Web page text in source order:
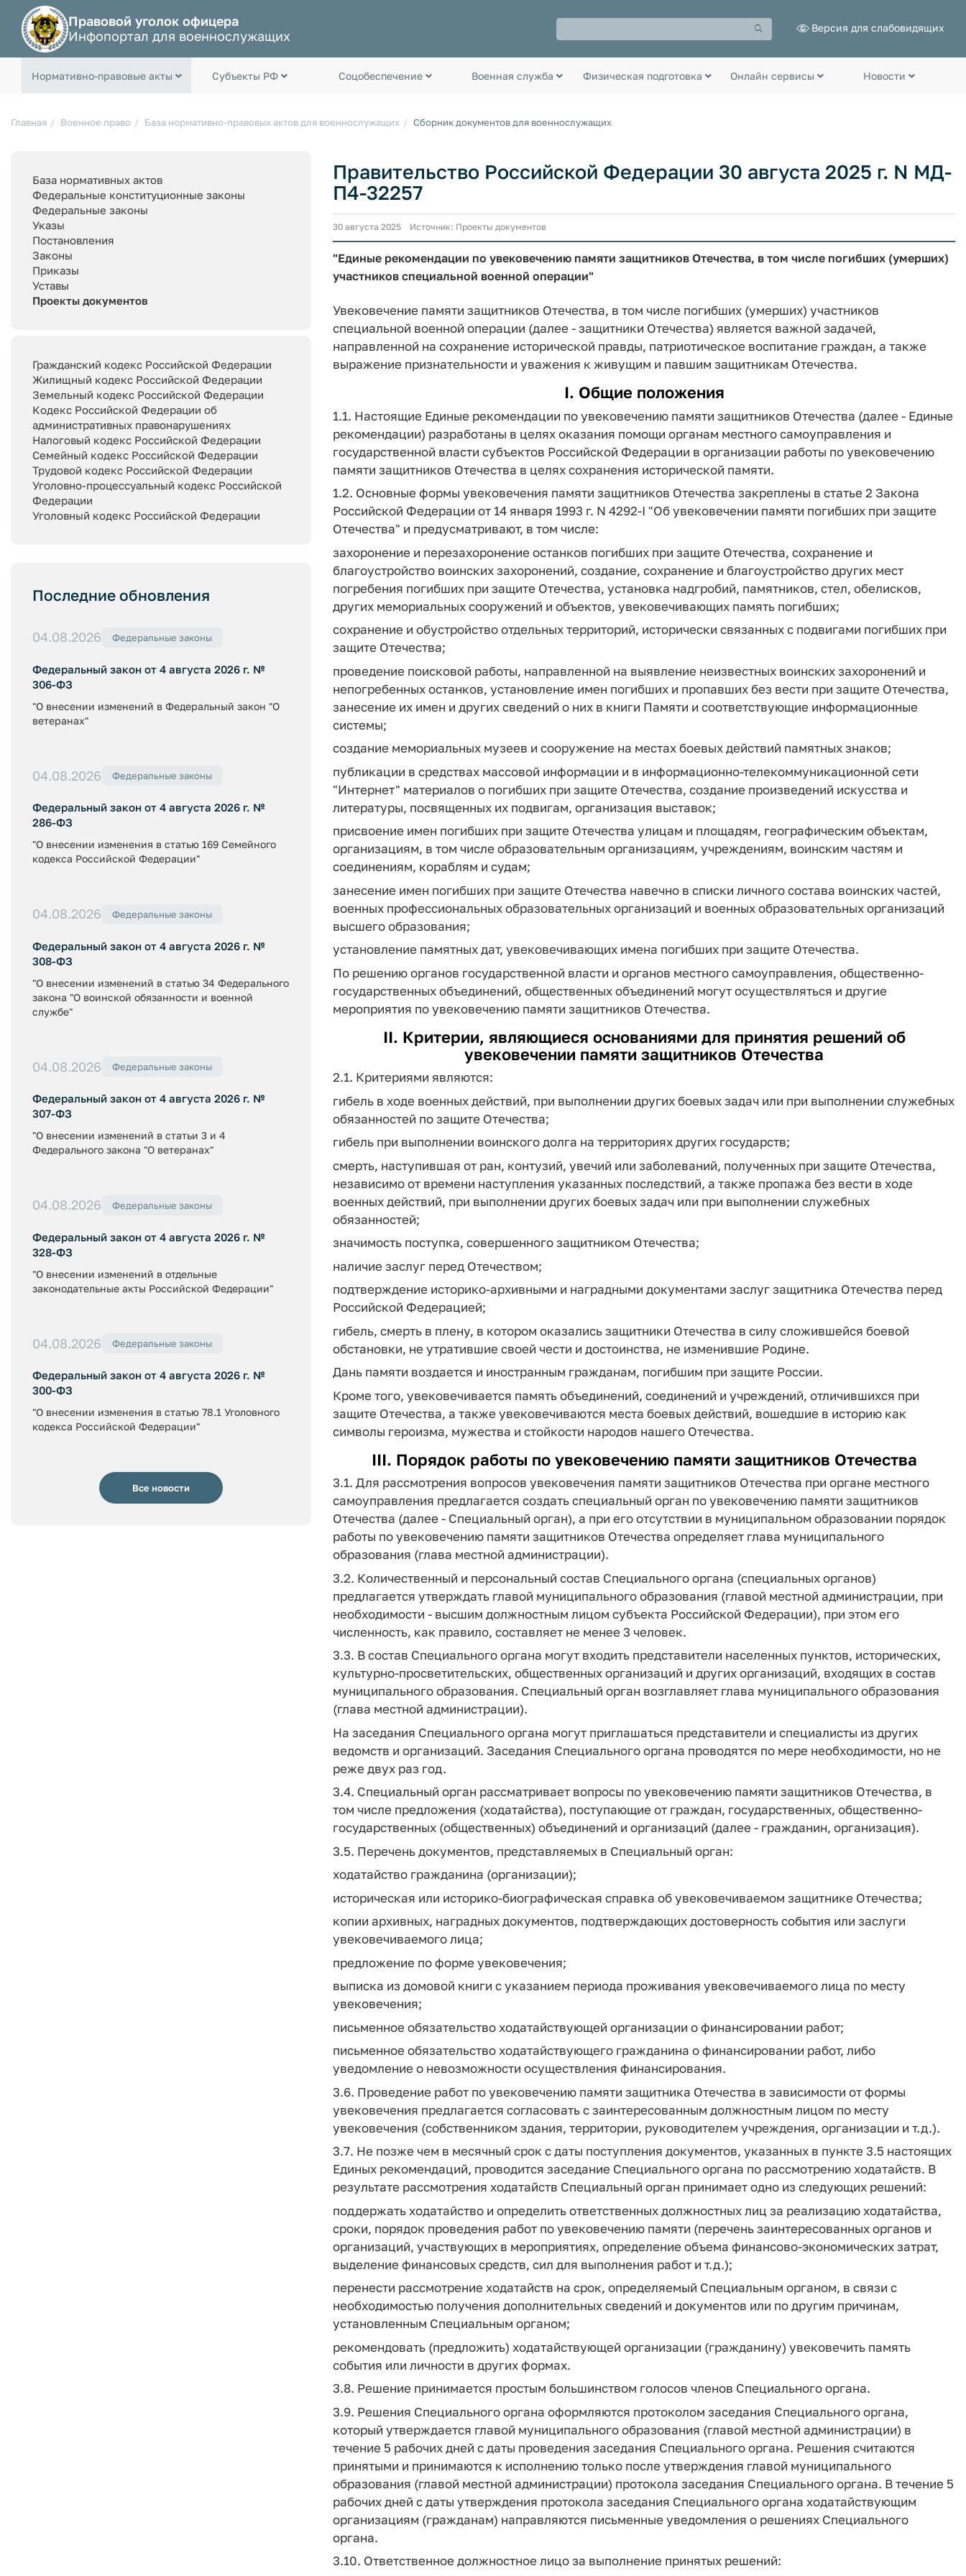
Правовой уголок офицера
Инфопортал для военнослужащих
Версия для слабовидящих
Нормативно-правовые акты Субъекты РФ Соцобеспечение Военная служба Физическая подготовка Онлайн сервисы Новости
Главная Военное право База нормативно-правовых актов для военнослужащих Сборник документов для военнослужащих
База нормативных актов
Федеральные конституционные законы
Федеральные законы
Указы
Постановления
Законы
Приказы
Уставы
Проекты документов
Гражданский кодекс Российской Федерации
Жилищный кодекс Российской Федерации
Земельный кодекс Российской Федерации
Кодекс Российской Федерации об
административных правонарушениях
Налоговый кодекс Российской Федерации
Семейный кодекс Российской Федерации
Трудовой кодекс Российской Федерации
Уголовно-процессуальный кодекс Российской
Федерации
Уголовный кодекс Российской Федерации
Последние обновления
04.08.2026 Федеральные законы
Федеральный закон от 4 августа 2026 г. №
306-ФЗ
"О внесении изменений в Федеральный закон "О
ветеранах"
04.08.2026 Федеральные законы
Федеральный закон от 4 августа 2026 г. №
286-ФЗ
"О внесении изменения в статью 169 Семейного
кодекса Российской Федерации"
04.08.2026 Федеральные законы
Федеральный закон от 4 августа 2026 г. №
308-ФЗ
"О внесении изменений в статью 34 Федерального
закона "О воинской обязанности и военной
службе"
04.08.2026 Федеральные законы
Федеральный закон от 4 августа 2026 г. №
307-ФЗ
"О внесении изменений в статьи 3 и 4
Федерального закона "О ветеранах"
04.08.2026 Федеральные законы
Федеральный закон от 4 августа 2026 г. №
328-ФЗ
"О внесении изменений в отдельные
законодательные акты Российской Федерации"
04.08.2026 Федеральные законы
Федеральный закон от 4 августа 2026 г. №
300-ФЗ
"О внесении изменения в статью 78.1 Уголовного
кодекса Российской Федерации"
Все новости
Правительство Российской Федерации 30 августа 2025 г. N МД-
П4-32257
30 августа 2025 Источник: Проекты документов
"Единые рекомендации по увековечению памяти защитников Отечества, в том числе погибших (умерших)
участников специальной военной операции"
Увековечение памяти защитников Отечества, в том числе погибших (умерших) участников
специальной военной операции (далее - защитники Отечества) является важной задачей,
направленной на сохранение исторической правды, патриотическое воспитание граждан, а также
выражение признательности и уважения к живущим и павшим защитникам Отечества.
I. Общие положения
1.1. Настоящие Единые рекомендации по увековечению памяти защитников Отечества (далее - Единые
рекомендации) разработаны в целях оказания помощи органам местного самоуправления и
государственной власти субъектов Российской Федерации в организации работы по увековечению
памяти защитников Отечества в целях сохранения исторической памяти.
1.2. Основные формы увековечения памяти защитников Отечества закреплены в статье 2 Закона
Российской Федерации от 14 января 1993 г. N 4292-I "Об увековечении памяти погибших при защите
Отечества" и предусматривают, в том числе:
захоронение и перезахоронение останков погибших при защите Отечества, сохранение и
благоустройство воинских захоронений, создание, сохранение и благоустройство других мест
погребения погибших при защите Отечества, установка надгробий, памятников, стел, обелисков,
других мемориальных сооружений и объектов, увековечивающих память погибших;
сохранение и обустройство отдельных территорий, исторически связанных с подвигами погибших при
защите Отечества;
проведение поисковой работы, направленной на выявление неизвестных воинских захоронений и
непогребенных останков, установление имен погибших и пропавших без вести при защите Отечества,
занесение их имен и других сведений о них в книги Памяти и соответствующие информационные
системы;
создание мемориальных музеев и сооружение на местах боевых действий памятных знаков;
публикации в средствах массовой информации и в информационно-телекоммуникационной сети
"Интернет" материалов о погибших при защите Отечества, создание произведений искусства и
литературы, посвященных их подвигам, организация выставок;
присвоение имен погибших при защите Отечества улицам и площадям, географическим объектам,
организациям, в том числе образовательным организациям, учреждениям, воинским частям и
соединениям, кораблям и судам;
занесение имен погибших при защите Отечества навечно в списки личного состава воинских частей,
военных профессиональных образовательных организаций и военных образовательных организаций
высшего образования;
установление памятных дат, увековечивающих имена погибших при защите Отечества.
По решению органов государственной власти и органов местного самоуправления, общественно-
государственных объединений, общественных объединений могут осуществляться и другие
мероприятия по увековечению памяти защитников Отечества.
II. Критерии, являющиеся основаниями для принятия решений об
увековечении памяти защитников Отечества
2.1. Критериями являются:
гибель в ходе военных действий, при выполнении других боевых задач или при выполнении служебных
обязанностей по защите Отечества;
гибель при выполнении воинского долга на территориях других государств;
смерть, наступившая от ран, контузий, увечий или заболеваний, полученных при защите Отечества,
независимо от времени наступления указанных последствий, а также пропажа без вести в ходе
военных действий, при выполнении других боевых задач или при выполнении служебных
обязанностей;
значимость поступка, совершенного защитником Отечества;
наличие заслуг перед Отечеством;
подтверждение историко-архивными и наградными документами заслуг защитника Отечества перед
Российской Федерацией;
гибель, смерть в плену, в котором оказались защитники Отечества в силу сложившейся боевой
обстановки, не утратившие своей чести и достоинства, не изменившие Родине.
Дань памяти воздается и иностранным гражданам, погибшим при защите России.
Кроме того, увековечивается память объединений, соединений и учреждений, отличившихся при
защите Отечества, а также увековечиваются места боевых действий, вошедшие в историю как
символы героизма, мужества и стойкости народов нашего Отечества.
III. Порядок работы по увековечению памяти защитников Отечества
3.1. Для рассмотрения вопросов увековечения памяти защитников Отечества при органе местного
самоуправления предлагается создать специальный орган по увековечению памяти защитников
Отечества (далее - Специальный орган), а при его отсутствии в муниципальном образовании порядок
работы по увековечению памяти защитников Отечества определяет глава муниципального
образования (глава местной администрации).
3.2. Количественный и персональный состав Специального органа (специальных органов)
предлагается утверждать главой муниципального образования (главой местной администрации, при
необходимости - высшим должностным лицом субъекта Российской Федерации), при этом его
численность, как правило, составляет не менее 3 человек.
3.3. В состав Специального органа могут входить представители населенных пунктов, исторических,
культурно-просветительских, общественных организаций и других организаций, входящих в состав
муниципального образования. Специальный орган возглавляет глава муниципального образования
(глава местной администрации).
На заседания Специального органа могут приглашаться представители и специалисты из других
ведомств и организаций. Заседания Специального органа проводятся по мере необходимости, но не
реже двух раз год.
3.4. Специальный орган рассматривает вопросы по увековечению памяти защитников Отечества, в
том числе предложения (ходатайства), поступающие от граждан, государственных, общественно-
государственных (общественных) объединений и организаций (далее - гражданин, организация).
3.5. Перечень документов, представляемых в Специальный орган:
ходатайство гражданина (организации);
историческая или историко-биографическая справка об увековечиваемом защитнике Отечества;
копии архивных, наградных документов, подтверждающих достоверность события или заслуги
увековечиваемого лица;
предложение по форме увековечения;
выписка из домовой книги с указанием периода проживания увековечиваемого лица по месту
увековечения;
письменное обязательство ходатайствующей организации о финансировании работ;
письменное обязательство ходатайствующего гражданина о финансировании работ, либо
уведомление о невозможности осуществления финансирования.
3.6. Проведение работ по увековечению памяти защитника Отечества в зависимости от формы
увековечения предлагается согласовать с заинтересованным должностным лицом по месту
увековечения (собственником здания, территории, руководителем учреждения, организации и т.д.).
3.7. Не позже чем в месячный срок с даты поступления документов, указанных в пункте 3.5 настоящих
Единых рекомендаций, проводится заседание Специального органа по рассмотрению ходатайств. В
результате рассмотрения ходатайств Специальный орган принимает одно из следующих решений:
поддержать ходатайство и определить ответственных должностных лиц за реализацию ходатайства,
сроки, порядок проведения работ по увековечению памяти (перечень заинтересованных органов и
организаций, участвующих в мероприятиях, определение объема финансово-экономических затрат,
выделение финансовых средств, сил для выполнения работ и т.д.);
перенести рассмотрение ходатайств на срок, определяемый Специальным органом, в связи с
необходимостью получения дополнительных сведений и документов или по другим причинам,
установленным Специальным органом;
рекомендовать (предложить) ходатайствующей организации (гражданину) увековечить память
события или личности в других формах.
3.8. Решение принимается простым большинством голосов членов Специального органа.
3.9. Решения Специального органа оформляются протоколом заседания Специального органа,
который утверждается главой муниципального образования (главой местной администрации) в
течение 5 рабочих дней с даты проведения заседания Специального органа. Решения считаются
принятыми и принимаются к исполнению только после утверждения главой муниципального
образования (главой местной администрации) протокола заседания Специального органа. В течение 5
рабочих дней с даты утверждения протокола заседания Специального органа ходатайствующим
организациям (гражданам) направляются письменные уведомления о решениях Специального
органа.
3.10. Ответственное должностное лицо за выполнение принятых решений: